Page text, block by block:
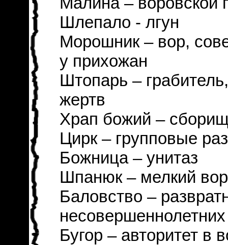
Шлепало - лгун
Морошник – вор,
у прихожан
Штопарь –
жертв
Храп божий –
Цирк – групповые
Божница – унитаз
Шпанюк – мелкий вор
Баловство –
несовершеннолетних
Бугор – авторитет в